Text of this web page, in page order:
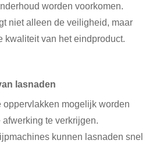
worden voorkomen.
niet alleen de veiligheid, maar
kwaliteit van het eindproduct.
lasnaden
oppervlakken mogelijk worden
te verkrijgen.
kunnen lasnaden snel